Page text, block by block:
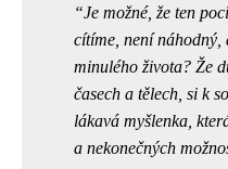
Je možné, že ten
cítíme, není náhodný,
minulého života? Že
časech a tělech, si k
lákavá myšlenka,
a nekonečných